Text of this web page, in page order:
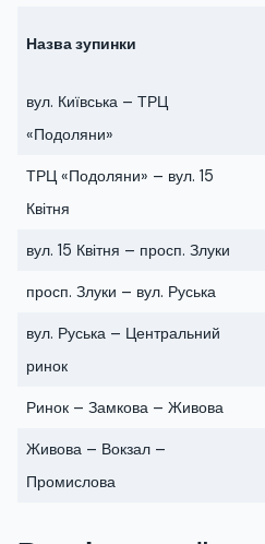
Назва зупинки
вул. Київська – ТРЦ
«Подоляни»
ТРЦ «Подоляни» – вул. 15
Квітня
вул. 15 Квітня – просп. Злуки
просп. Злуки – вул. Руська
вул. Руська – Центральний
ринок
Ринок – Замкова – Живова
Живова – Вокзал –
Промислова